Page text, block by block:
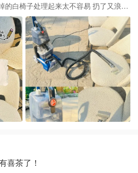
的白椅子处理起来太不容易 扔了又浪费
了 Hoover 胡佛 很标配
没想到洗椅子也这么给力 外接了一个长
带泡沫和Raise不带泡沫两种模式 每次
还能吸走多余的水 几个来回下来椅子就
了个七七八八 太阳一晒就很容易干了！
喜茶了！